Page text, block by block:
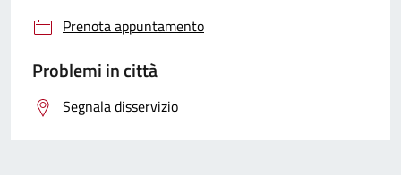
Prenota appuntamento
Problemi in città
Segnala disservizio